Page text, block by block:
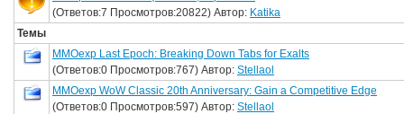
(Ответов:7 Просмотров:20822) Автор: Katika
Темы
MMOexp Last Epoch: Breaking Down Tabs for Exalts
(Ответов:0 Просмотров:767) Автор: Stellaol
MMOexp WoW Classic 20th Anniversary: Gain a Competitive Edge
(Ответов:0 Просмотров:597) Автор: Stellaol